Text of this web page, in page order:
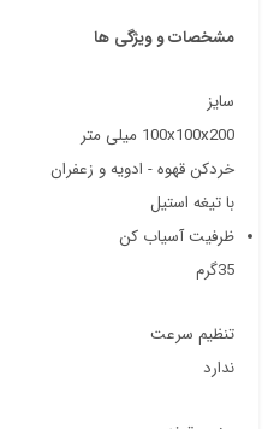
مشخصات و ویژگی ها
سایز
100x100x200 میلی متر
خردکن قهوه - ادویه و زعفران
با تیغه استیل
ظرفیت آسیاب کن
35گرم
تنظیم سرعت
ندارد